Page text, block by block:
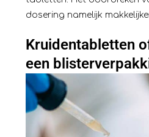
dosering namelijk
Kruidentabletten
een